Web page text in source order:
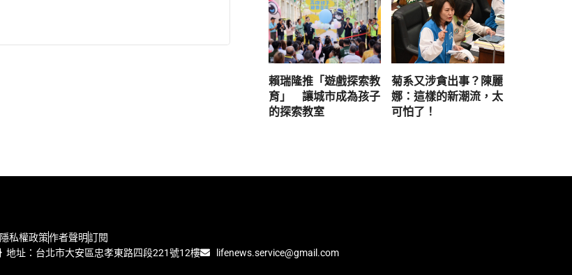
賴瑞隆推「遊戲探索教
育」 讓城市成為孩子
的探索教室
菊系又涉貪出事？陳麗
娜：這樣的新潮流，太
可怕了！
隱私權政策作者聲明訂閱
地址：台北市大安區忠孝東路四段221號12樓 lifenews.service@gmail.com